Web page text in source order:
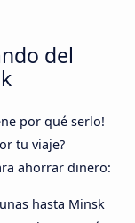
del
por qué serlo!
tu viaje?
ahorrar dinero:
hasta Minsk